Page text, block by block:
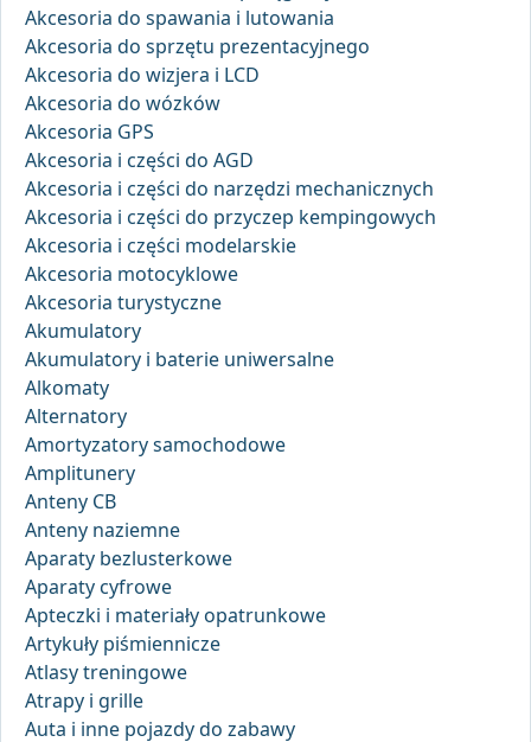
Akcesoria do spawania i lutowania
Akcesoria do sprzętu prezentacyjnego
Akcesoria do wizjera i LCD
Akcesoria do wózków
Akcesoria GPS
Akcesoria i części do AGD
Akcesoria i części do narzędzi mechanicznych
Akcesoria i części do przyczep kempingowych
Akcesoria i części modelarskie
Akcesoria motocyklowe
Akcesoria turystyczne
Akumulatory
Akumulatory i baterie uniwersalne
Alkomaty
Alternatory
Amortyzatory samochodowe
Amplitunery
Anteny CB
Anteny naziemne
Aparaty bezlusterkowe
Aparaty cyfrowe
Apteczki i materiały opatrunkowe
Artykuły piśmiennicze
Atlasy treningowe
Atrapy i grille
Auta i inne pojazdy do zabawy